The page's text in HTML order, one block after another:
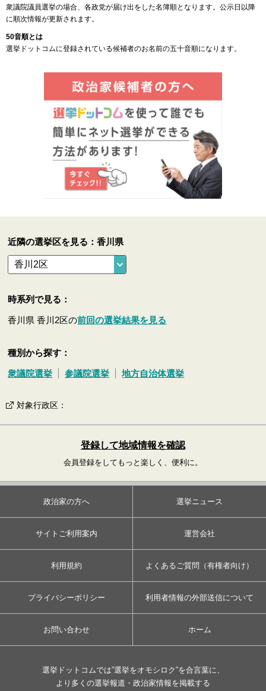
衆議院議員選挙の場合、各政党が届け出をした名簿順となります。公示日以降
に順次情報が更新されます。
50音順とは
選挙ドットコムに登録されている候補者のお名前の五十音順になります。
近隣の選挙区を見る：香川県
時系列で見る：
香川県 香川2区の前回の選挙結果を見る
種別から探す：
衆議院選挙 参議院選挙 地方自治体選挙
対象行政区 ：
登録して地域情報を確認
会員登録をしてもっと楽しく、便利に。
政治家の方へ 選挙ニュース
サイトご利用案内 運営会社
利用規約 よくあるご質問（有権者向け）
プライバシーポリシー 利用者情報の外部送信について
お問い合わせ ホーム
選挙ドットコムでは”選挙をオモシロク”を合言葉に、
より多くの選挙報道・政治家情報を掲載する